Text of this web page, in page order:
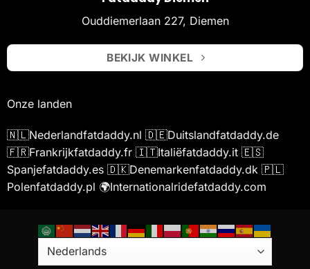
Ouddiemerlaan 227, Diemen
BEKIJK WINKEL
Onze landen
🇳🇱Nederlandfatdaddy.nl 🇩🇪Duitslandfatdaddy.de
🇫🇷Frankrijkfatdaddy.fr 🇮🇹Italiëfatdaddy.it 🇪🇸
Spanjefatdaddy.es 🇩🇰Denemarkenfatdaddy.dk 🇵🇱
Polenfatdaddy.pl 🌍Internationalridefatdaddy.com